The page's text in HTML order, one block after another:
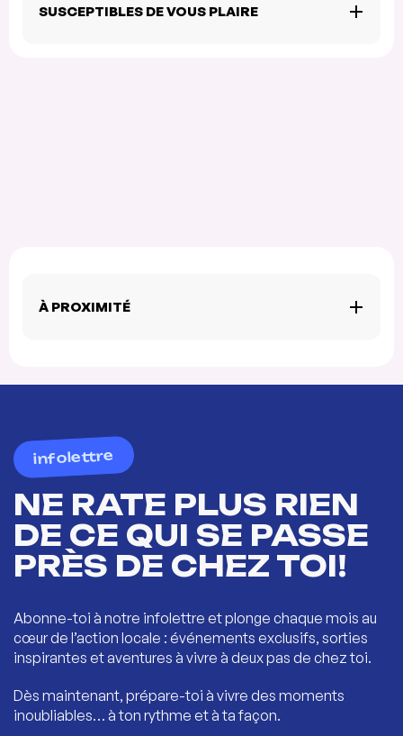
SUSCEPTIBLES DE VOUS PLAIRE
À PROXIMITÉ
infolettre
NE RATE PLUS RIEN
DE CE QUI SE PASSE
PRÈS DE CHEZ TOI!
Abonne-toi à notre infolettre et plonge chaque mois au
cœur de l’action locale : événements exclusifs, sorties
inspirantes et aventures à vivre à deux pas de chez toi.
Dès maintenant, prépare-toi à vivre des moments
inoubliables… à ton rythme et à ta façon.